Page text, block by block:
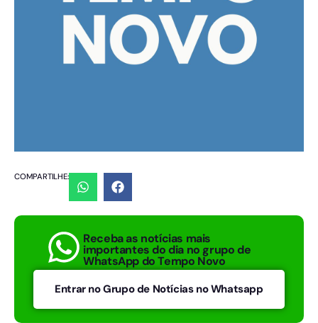
COMPARTILHE:
Receba as notícias mais
importantes do dia no grupo de
WhatsApp do Tempo Novo
Entrar no Grupo de Notícias no Whatsapp